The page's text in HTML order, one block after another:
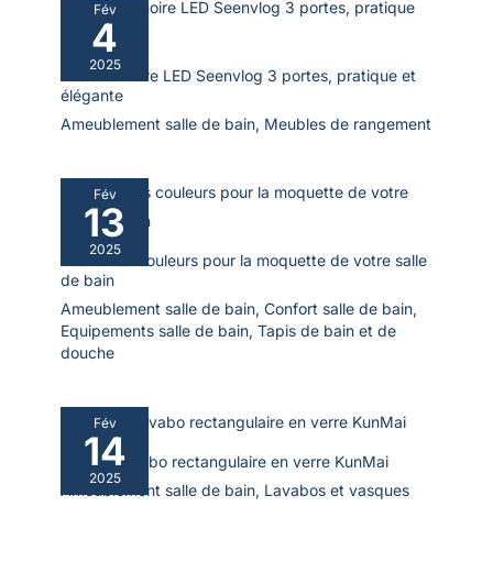
Fév
4
2025
Test : armoire LED Seenvlog 3 portes, pratique et
élégante
Ameublement salle de bain, Meubles de rangement
Fév
13
2025
Meilleures couleurs pour la moquette de votre salle
de bain
Ameublement salle de bain, Confort salle de bain,
Equipements salle de bain, Tapis de bain et de
douche
Fév
14
2025
Test du lavabo rectangulaire en verre KunMai
Ameublement salle de bain, Lavabos et vasques